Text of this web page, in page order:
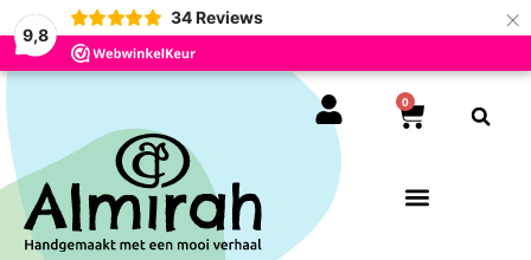
9,8
34 Reviews ×
0